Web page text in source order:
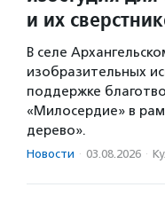
и их
В селе
изобразительных
поддержке
«Милосердие» в
дерево».
Новости · 03.08.2026 ·